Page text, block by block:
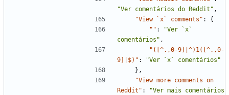
"Ver comentários do Reddit" ,
"View `x` comments" :
{
"" :
"Ver `x`
comentários" ,
"([^.,0-9]|^)1([^.,0-
9]|$)" :
"Ver `x` comentários"
} ,
"View more comments on
Reddit" :
"Ver mais comentários